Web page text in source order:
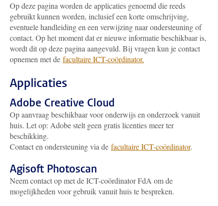
Op deze pagina worden de applicaties genoemd die reeds
gebruikt kunnen worden, inclusief een korte omschrijving,
eventuele handleiding en een verwijzing naar ondersteuning of
contact. Op het moment dat er nieuwe informatie beschikbaar is,
wordt dit op deze pagina aangevuld. Bij vragen kun je contact
opnemen met de facultaire ICT-coördinator.
Applicaties
Adobe Creative Cloud
Op aanvraag beschikbaar voor onderwijs en onderzoek vanuit
huis. Let op: Adobe stelt geen gratis licenties meer ter
beschikking.
Contact en ondersteuning via de facultaire ICT-coördinator.
Agisoft Photoscan
Neem contact op met de ICT-coördinator FdA om de
mogelijkheden voor gebruik vanuit huis te bespreken.